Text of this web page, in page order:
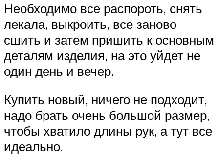
Необходимо все распороть, снять
лекала, выкроить, все заново
сшить и затем пришить к основным
деталям изделия, на это уйдет не
один день и вечер.
Купить новый, ничего не подходит,
надо брать очень большой размер,
чтобы хватило длины рук, а тут все
идеально.